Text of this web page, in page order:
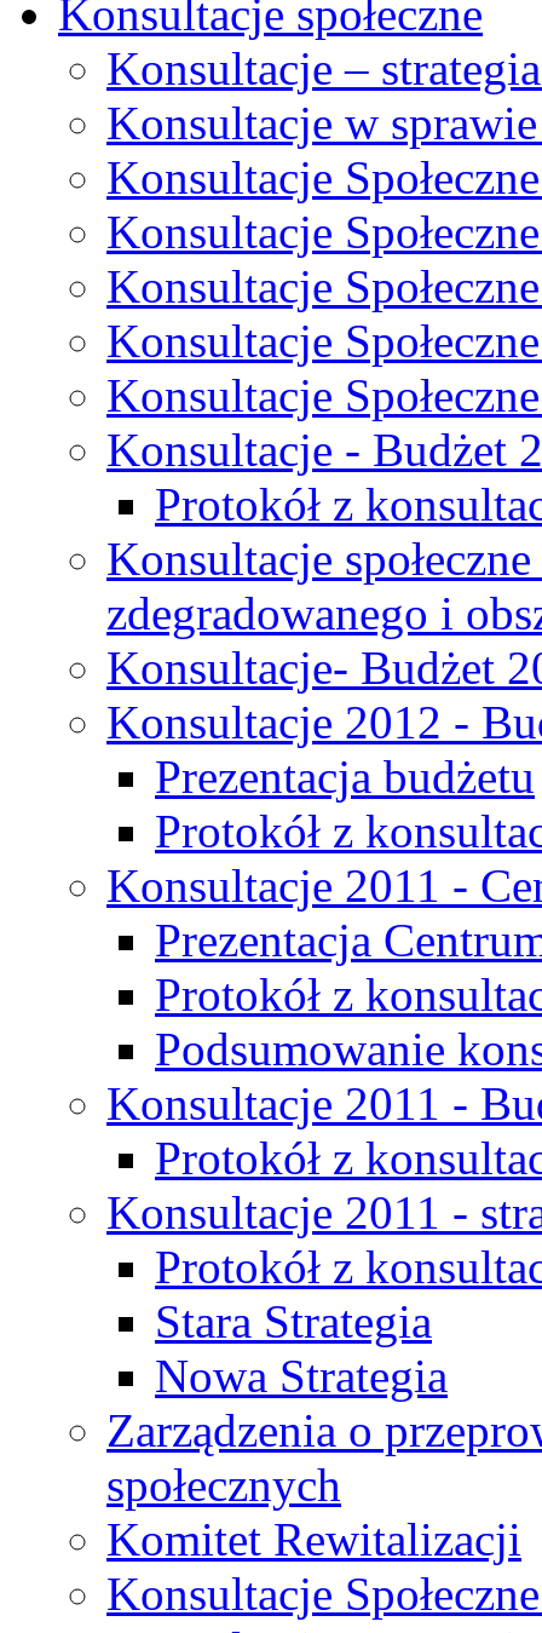
Konsultacje społeczne
Konsultacje –
Konsultacje w
Konsultacje
Konsultacje
Konsultacje
Konsultacje
Konsultacje
Konsultacje - Budżet
Protokół z
Konsultacje
zdegradowanego i
Konsultacje- Budżet
Konsultacje 2012 -
Prezentacja budżetu
Protokół z
Konsultacje 2011 -
Prezentacja
Protokół z
Podsumowanie
Konsultacje 2011 -
Protokół z
Konsultacje 2011 -
Protokół z
Stara Strategia
Nowa Strategia
Zarządzenia o
społecznych
Komitet Rewitalizacji
Konsultacje